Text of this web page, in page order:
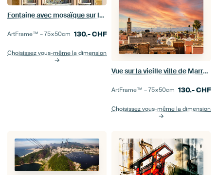
Fontaine avec mosaïque sur la façade à Rabat, Maroc
ArtFrame™ –75×50cm 130.-CHF
Choisissez vous-même la dimension
Vue sur la vieille ville de Marrakech jusqu'au Haut Atlas au Maroc
ArtFrame™ –75×50cm 130.-CHF
Choisissez vous-même la dimension